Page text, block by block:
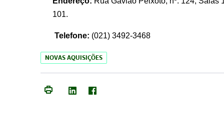
101.
Telefone: (021) 3492-3468
NOVAS AQUISIÇÕES